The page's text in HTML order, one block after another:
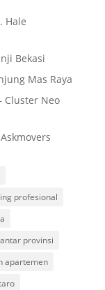
Hale
Bekasi
Mas Raya
Cluster Neo
profesional
provinsi
apartemen